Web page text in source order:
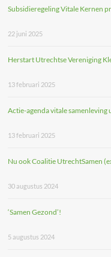
Subsidieregeling Vitale Kernen
22 juni 2025
Herstart Utrechtse Vereniging
13 februari 2025
Actie-agenda vitale samenleving
13 februari 2025
Nu ook Coalitie UtrechtSamen
30 augustus 2024
‘Samen Gezond’!
5 augustus 2024